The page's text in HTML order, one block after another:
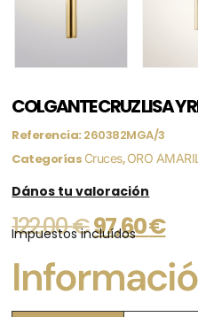
COLGANTE CRUZ LISA Y
Referencia: 260382MGA/3
Categorías Cruces,ORO
Dános tu valoración
122,00€97,60€
Impuestos incluídos